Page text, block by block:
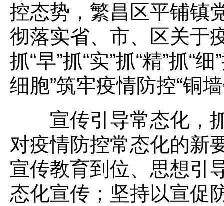
控态势，繁昌区平铺镇
彻落实省、市、区关于
抓“早”抓“实”抓“精”抓“
细胞”筑牢疫情防控“铜
宣传引导常态化，抓
对疫情防控常态化的新
宣传教育到位、思想引
态化宣传；坚持以宣促